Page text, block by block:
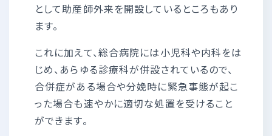
として助産師外来を開設しているところもあり
ます。
これに加えて、総合病院には小児科や内科をは
じめ、あらゆる診療科が併設されているので、
合併症がある場合や分娩時に緊急事態が起こ
った場合も速やかに適切な処置を受けること
ができます。